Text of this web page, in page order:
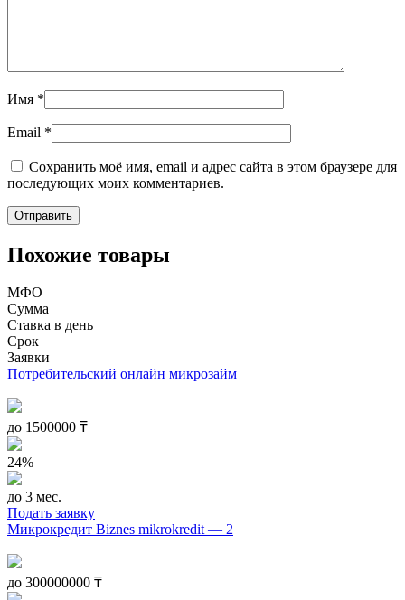
Имя *
Email *
Сохранить моё имя, email и адрес сайта в этом браузере для
последующих моих комментариев.
Похожие товары
МФО
Сумма
Ставка в день
Срок
Заявки
Потребительский онлайн микрозайм
до 1500000 ₸
24%
до 3 мес.
Подать заявку
Микрокредит Biznes mikrokredit — 2
до 300000000 ₸